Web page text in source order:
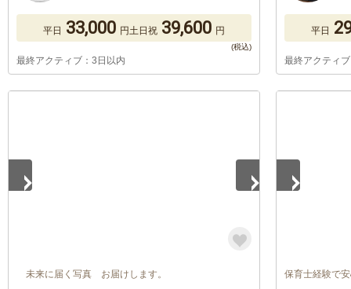
平日 33,000 円土日祝 39,600 円
最終アクティブ：3日以内
平日
最終アクティ
未来に届く写真 お届けします。 保育士経験で